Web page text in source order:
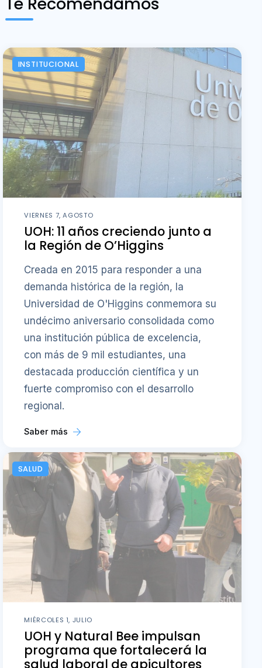
INSTITUCIONAL
VIERNES 7, AGOSTO
UOH: 11 años creciendo junto a
la Región de O’Higgins
Creada en 2015 para responder a una
demanda histórica de la región, la
Universidad de O'Higgins conmemora su
undécimo aniversario consolidada como
una institución pública de excelencia,
con más de 9 mil estudiantes, una
destacada producción científica y un
fuerte compromiso con el desarrollo
regional.
Saber más
SALUD
MIÉRCOLES 1, JULIO
UOH y Natural Bee impulsan
programa que fortalecerá la
salud laboral de apicultores